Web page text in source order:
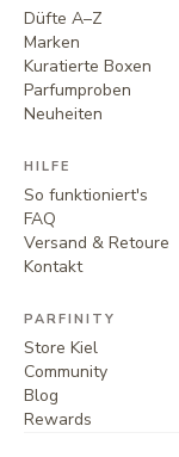
Düfte A–Z
Marken
Kuratierte Boxen
Parfumproben
Neuheiten
HILFE
So funktioniert's
FAQ
Versand & Retoure
Kontakt
PARFINITY
Store Kiel
Community
Blog
Rewards